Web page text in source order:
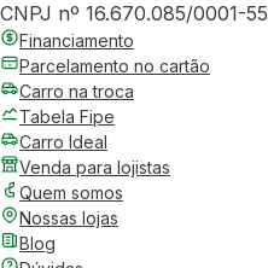
CNPJ nº 16.670.085/0001-55
Financiamento
Parcelamento no cartão
Carro na troca
Tabela Fipe
Carro Ideal
Venda para lojistas
Quem somos
Nossas lojas
Blog